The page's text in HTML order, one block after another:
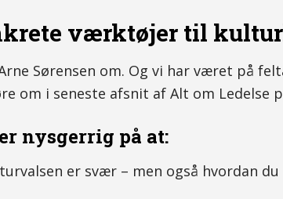
værktøjer til
Sørensen om. Og vi har været på
om i seneste afsnit af Alt om Ledelse
nysgerrig på at:
er svær – men også hvordan